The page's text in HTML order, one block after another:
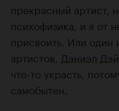
прекрасный артист,
психофизика, и я от
присвоить. Или один
артистов, Дэниэл
что-то украсть,
самобытен.